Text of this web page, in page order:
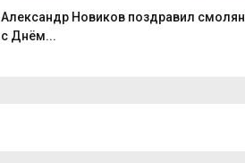
Александр Новиков поздравил смолян
с Днём...